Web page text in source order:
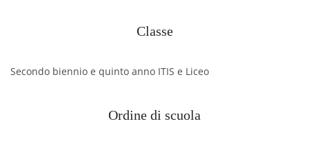
Classe
Secondo biennio e quinto anno ITIS e Liceo
Ordine di scuola